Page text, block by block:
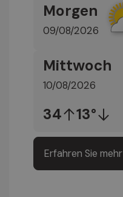
Morgen
09/08/2026
Mittwoch
10/08/2026
34 13°
Erfahren Sie mehr